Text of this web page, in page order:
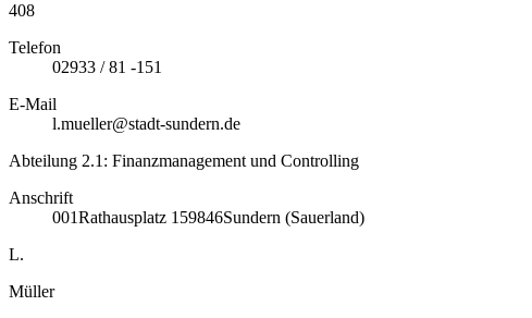
408
Telefon
02933 / 81 -151
E-Mail
l.mueller@stadt-sundern.de
Abteilung 2.1: Finanzmanagement und Controlling
Anschrift
001Rathausplatz 1 59846Sundern (Sauerland)
L.
Müller